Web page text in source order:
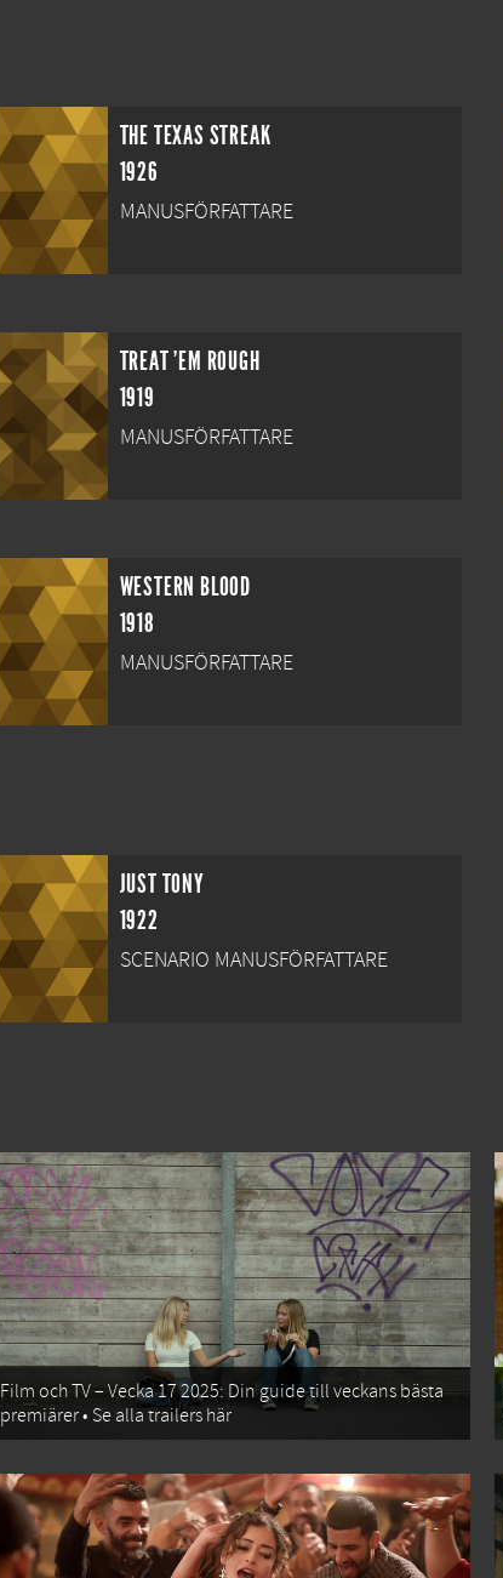
THE TEXAS STREAK
1926
MANUSFÖRFATTARE
TREAT 'EM ROUGH
1919
MANUSFÖRFATTARE
WESTERN BLOOD
1918
MANUSFÖRFATTARE
JUST TONY
1922
SCENARIO MANUSFÖRFATTARE
Film och TV – Vecka 17 2025: Din guide till veckans bästa
premiärer • Se alla trailers här